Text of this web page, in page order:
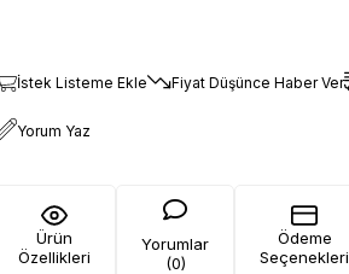
İstek Listeme Ekle Fiyat Düşünce Haber Ver
Yorum Yaz
Ürün
Özellikleri
Yorumlar
(0)
Ödeme
Seçenekleri